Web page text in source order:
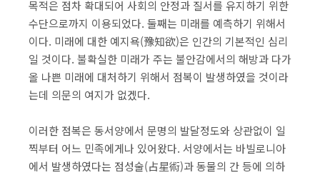
목적은 점차 확대되어 사회의 안정과 질서를 유지하기 위한
수단으로까지 이용되었다. 둘째는 미래를 예측하기 위해서
이다. 미래에 대한 예지욕(豫知欲)은 인간의 기본적인 심리
일 것이다. 불확실한 미래가 주는 불안감에서의 해방과 다가
올 나쁜 미래에 대처하기 위해서 점복이 발생하였을 것이라
는데 의문의 여지가 없겠다.
이러한 점복은 동서양에서 문명의 발달정도와 상관없이 일
찍부터 어느 민족에게나 있어왔다. 서양에서는 바빌로니아
에서 발생하였다는 점성술(占星術)과 동물의 간 등에 의하